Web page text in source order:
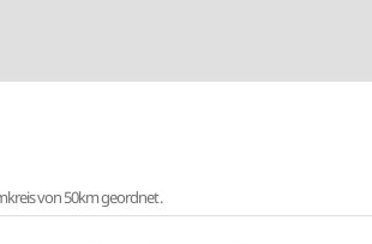
von 50km geordnet.